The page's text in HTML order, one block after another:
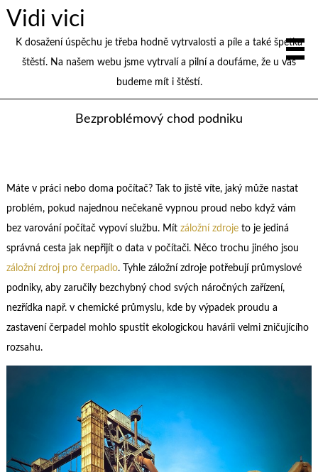
Vidi vici
K dosažení úspěchu je třeba hodně vytrvalosti a píle a také špetka
štěstí. Na našem webu jsme vytrvalí a pilní a doufáme, že u vás
budeme mít i štěstí.
Bezproblémový chod podniku
Máte v práci nebo doma počítač? Tak to jistě víte, jaký může nastat
problém, pokud najednou nečekaně vypnou proud nebo když vám
bez varování počítač vypoví službu. Mít záložní zdrojeto je jediná
správná cesta jak nepřijít o data v počítači. Něco trochu jiného jsou
záložní zdroj pro čerpadlo. Tyhle záložní zdroje potřebují průmyslové
podniky, aby zaručily bezchybný chod svých náročných zařízení,
nezřídka např. v chemické průmyslu, kde by výpadek proudu a
zastavení čerpadel mohlo spustit ekologickou havárii velmi zničujícího
rozsahu.